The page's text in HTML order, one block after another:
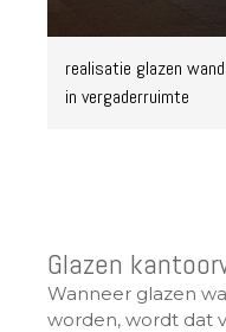
realisatie glazen
in vergaderruimte
Glazen
Wanneer glazen
worden, wordt dat